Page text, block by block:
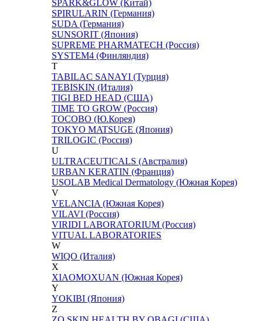
SPARK&GLOW (Китай)
SPIRULARIN (Германия)
SUDA (Германия)
SUNSORIT (Япония)
SUPREME PHARMATECH (Россия)
SYSTEM4 (Финляндия)
T
TABILAC SANAYI (Турция)
TEBISKIN (Италия)
TIGI BED HEAD (США)
TIME TO GROW (Россия)
TOCOBO (Ю.Корея)
TOKYO MATSUGE (Япония)
TRILOGIC (Россия)
U
ULTRACEUTICALS (Австралия)
URBAN KERATIN (Франция)
USOLAB Medical Dermatology (Южная Корея)
V
VELANCIA (Южная Корея)
VILAVI (Россия)
VIRIDI LABORATORIUM (Россия)
VITUAL LABORATORIES
W
WIQO (Италия)
X
XIAOMOXUAN (Южная Корея)
Y
YOKIBI (Япония)
Z